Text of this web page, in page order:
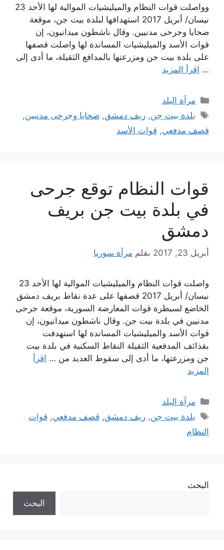
وواصلت قوات النظام والميليشيات الموالية لها الأحد 23
نيسان/ أبريل 2017 استهدافها لبلدة بيت جن، موقعة
ضحايا وجرحى مدنيين. وقال ناشطون ميدانيون، إن
قوات الأسد والميليشيات المساندة لها واصلت قصفها
على بلدة بيت جن ومزرعتها بالمدافع الثقيلة، ما أدى إلى
… اقرأ المزيد
التصنيفات
مرآة البلد
الوسوم
بلدة بيت جن,ريف دمشق,ضحايا وجرحى مدنبين,
قصف مدفعي, قوات الأسد
قوات النظام توقع جرحى
في بلدة بيت جن بريف
دمشق
أبريل 23, 2017 بقلم مرآة سوريا
واصلت قوات النظام والميليشيات الموالية لها الأحد 23
نيسان/ أبريل 2017 قصفها على عدة نقاط بريف دمشق
الخاضع لسيطرة قوات المعارضة السورية، موقعة جرحى
مدنيين في بلدة بيت جن. وقال ناشطون ميدانيون، إن
قوات الأسد والميليشيات المساندة لها استهدفت
بقذائف المدفعية الثقيلة النقاط السكنية في بلدة بيت
جن ومزرعتها، ما أدى إلى سقوط العديد من … اقرأ
المزيد
التصنيفات
مرآة البلد
الوسوم
بلدة بيت جن,ريف دمشق, قصف مدفعي, قوات
النظام
البحث
البحث